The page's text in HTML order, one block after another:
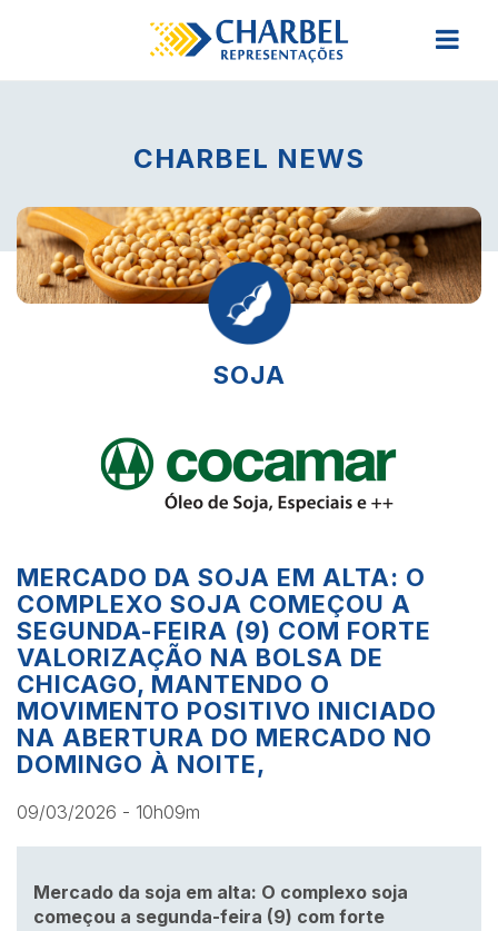
CHARBEL NEWS
SOJA
MERCADO DA SOJA EM ALTA: O
COMPLEXO SOJA COMEÇOU A
SEGUNDA-FEIRA (9) COM FORTE
VALORIZAÇÃO NA BOLSA DE
CHICAGO, MANTENDO O
MOVIMENTO POSITIVO INICIADO
NA ABERTURA DO MERCADO NO
DOMINGO À NOITE,
09/03/2026 - 10h09m
Mercado da soja em alta: O complexo soja
começou a segunda-feira (9) com forte